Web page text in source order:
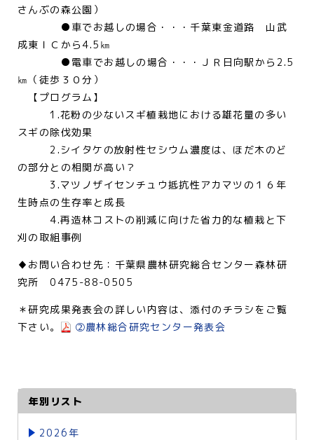
さんぶの森公園）
●車でお越しの場合・・・千葉東金道路 山武
成東ＩＣから4.5㎞
●電車でお越しの場合・・・ＪＲ日向駅から2.5
㎞（徒歩３０分）
【プログラム】
1.花粉の少ないスギ植栽地における雄花量の多い
スギの除伐効果
2.シイタケの放射性セシウム濃度は、ほだ木のど
の部分との相関が高い？
3.マツノザイセンチュウ抵抗性アカマツの１６年
生時点の生存率と成長
4.再造林コストの削減に向けた省力的な植栽と下
刈の取組事例
♦お問い合わせ先：千葉県農林研究総合センター森林研
究所 0475-88-0505
＊研究成果発表会の詳しい内容は、添付のチラシをご覧
下さい。
②農林総合研究センター発表会
年別リスト
2026年